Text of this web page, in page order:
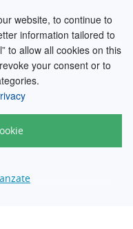
website, to continue to
information tailored to
to allow all cookies on this
your consent or to